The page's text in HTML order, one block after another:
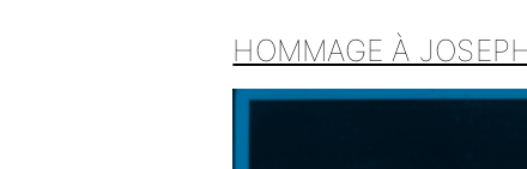
HOMMAGE À